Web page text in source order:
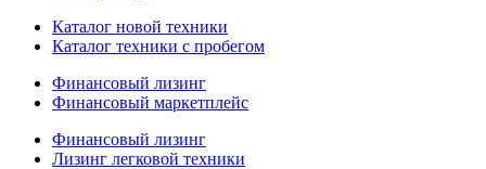
Каталог новой техники
Каталог техники с пробегом
Финансовый лизинг
Финансовый маркетплейс
Финансовый лизинг
Лизинг легковой техники